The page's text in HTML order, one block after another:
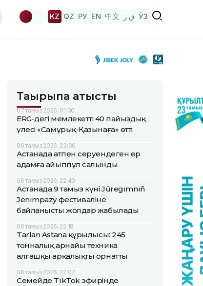
KZ QZ РУ EN 中文 ق ز ЎЗ
Тақырыпқа қатысты
07 тамыз 2026, 01:00
ERG-дегі мемлекеттің 40 пайыздық
үлесі «Самұрық-Қазынаға» өтті
06 тамыз 2026, 23:00
Астанада атпен серуендеген ер
адамға айыппұл салынды
06 тамыз 2026, 22:40
Астанада 9 тамыз күні Jüregımnıñ
Jenımpazy фестиваліне
байланысты жолдар жабылады
06 тамыз 2026, 22:18
Tarlan Astana құрылысы: 245
тонналық арнайы техника
алғашқы арқалықты орнатты
06 тамыз 2026, 22:07
Семейде TikTok эфирінде